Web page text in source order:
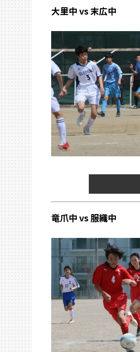
大里中 vs 末広中
竜爪中 vs 服織中